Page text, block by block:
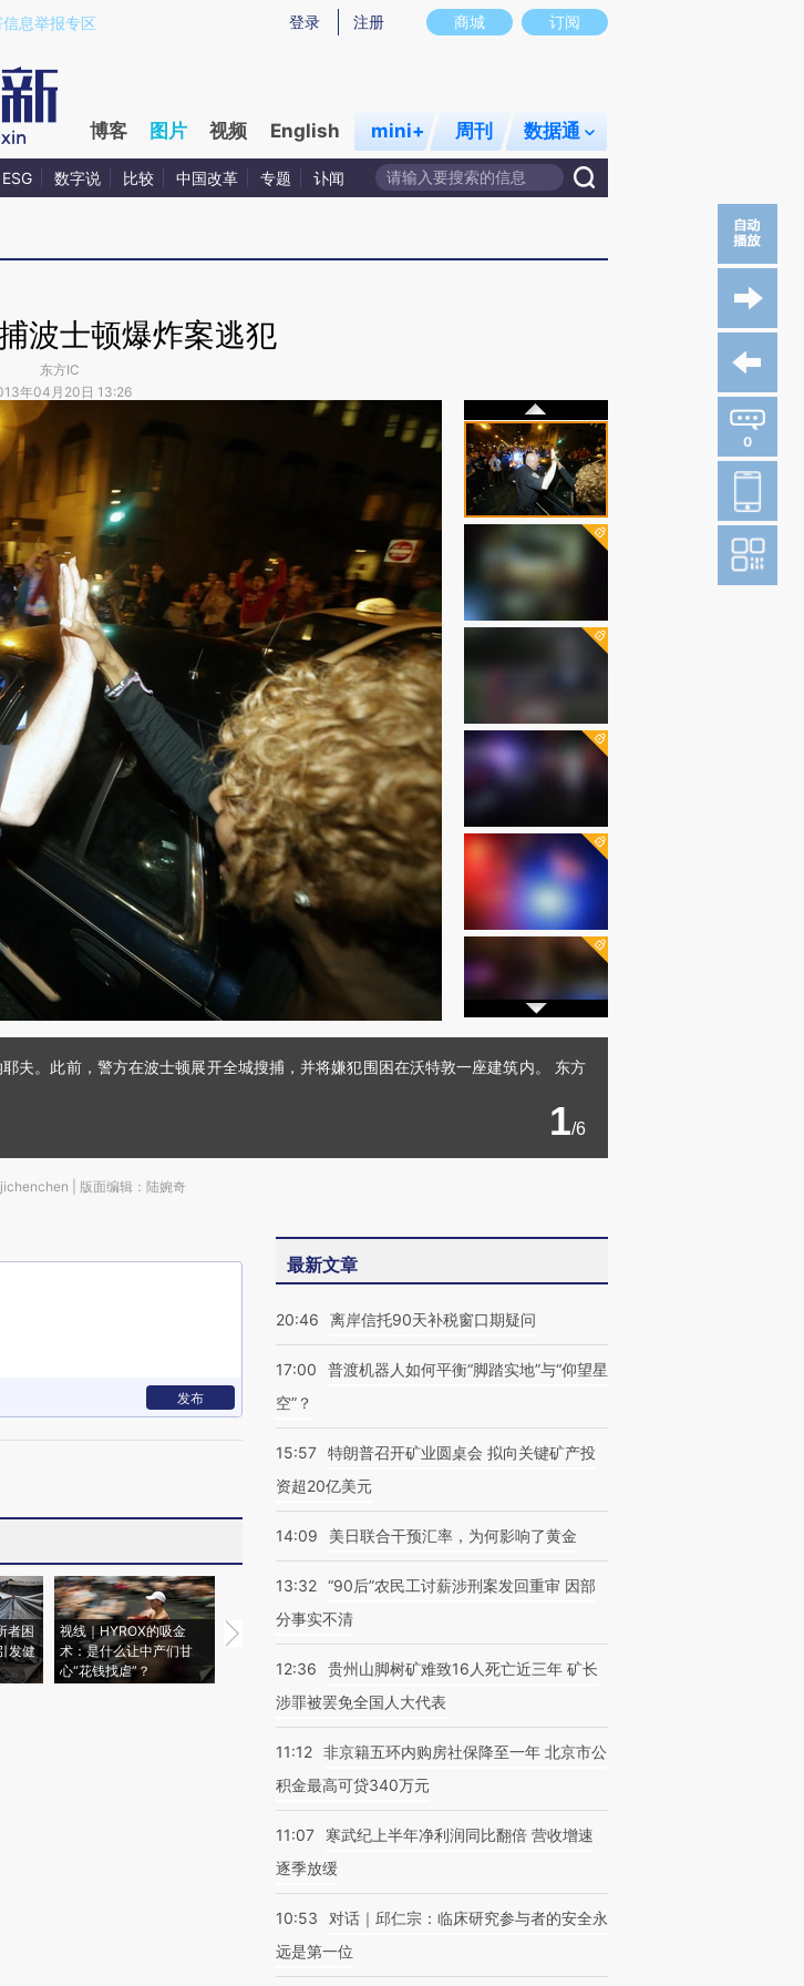
商城 订阅
登录 注册
息举报专区
博客 图片 视频 English mini+ 周刊 数据通
ESG 数字说 比较 中国改革 专题 讣闻
波士顿爆炸案逃犯
东方IC
年04月20日 13:26
0
夫。此前，警方在波士顿展开全城搜捕，并将嫌犯围困在沃特敦一座建筑内。 东方
1/6
| 版面编辑：陆婉奇
发布
者困
发健
视线｜HYROX的吸金
术：是什么让中产们甘
心“花钱找虐”？
马航飞行员跨国走私7万
育部长拱下台
飞地休达
最新文章
20:46 离岸信托90天补税窗口期疑问
17:00
普渡机器人如何平衡“脚踏实地”与“仰望星
空”？
15:57 特朗普召开矿业圆桌会 拟向关键矿产投
资超20亿美元
14:09 美日联合干预汇率，为何影响了黄金
13:32 “90后”农民工讨薪涉刑案发回重审 因部
分事实不清
12:36
贵州山脚树矿难致16人死亡近三年 矿长
涉罪被罢免全国人大代表
11:12 非京籍五环内购房社保降至一年 北京市公
积金最高可贷340万元
11:07
寒武纪上半年净利润同比翻倍 营收增速
逐季放缓
10:53
对话｜邱仁宗：临床研究参与者的安全永
远是第一位